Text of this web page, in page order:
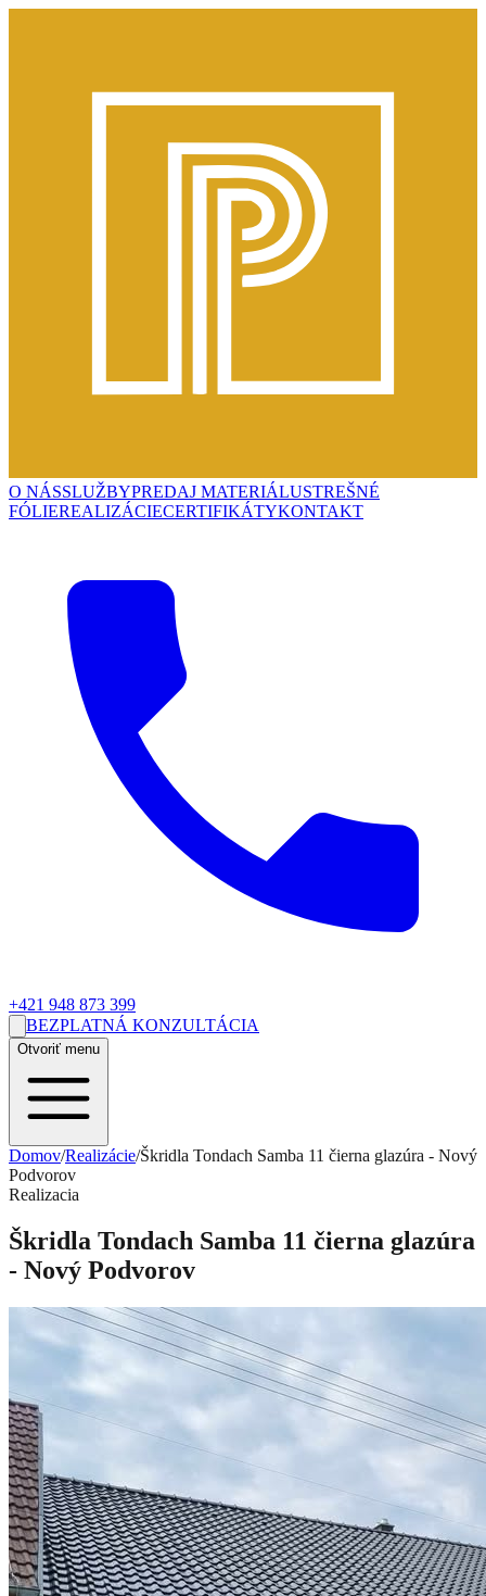
O NÁSSLUŽBYPREDAJ MATERIÁLUSTREŠNÉ
FÓLIEREALIZÁCIECERTIFIKÁTYKONTAKT
+421 948 873 399
BEZPLATNÁ KONZULTÁCIA
Otvoriť menu
Domov/Realizácie/Škridla Tondach Samba 11 čierna glazúra - Nový
Podvorov
Realizacia
Škridla Tondach Samba 11 čierna glazúra
- Nový Podvorov